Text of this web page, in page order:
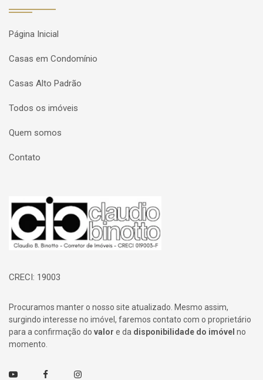
Página Inicial
Casas em Condomínio
Casas Alto Padrão
Todos os imóveis
Quem somos
Contato
Página inicial
CRECI: 19003
Procuramos manter o nosso site atualizado. Mesmo assim,
surgindo interesse no imóvel, faremos contato com o proprietário
para a confirmação do valor e da disponibilidade do imóvel no
momento.
Youtube FacebookInstagram